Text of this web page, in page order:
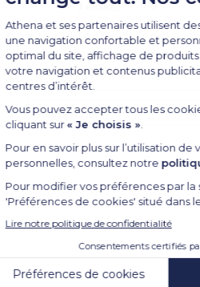
1 étoile 0
Trier les avis